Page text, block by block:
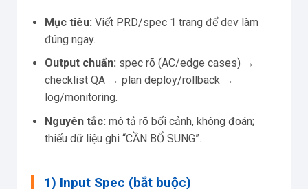
Mục tiêu: Viết PRD/spec 1 trang để dev làm
đúng ngay.
Output chuẩn: spec rõ (AC/edge cases) →
checklist QA → plan deploy/rollback →
log/monitoring.
Nguyên tắc: mô tả rõ bối cảnh, không đoán;
thiếu dữ liệu ghi “CẦN BỔ SUNG”.
1) Input Spec (bắt buộc)